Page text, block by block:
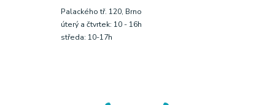
Palackého tř. 120, Brno
úterý a čtvrtek: 10 - 16h
středa: 10-17h